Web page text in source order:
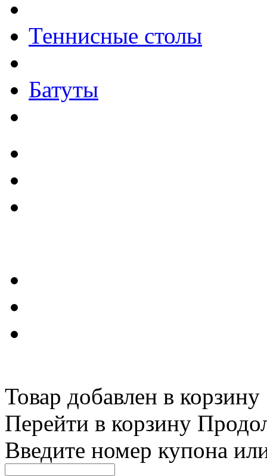
Теннисные столы
Батуты
Товар добавлен в корзину
Перейти в корзину
Введите номер купона